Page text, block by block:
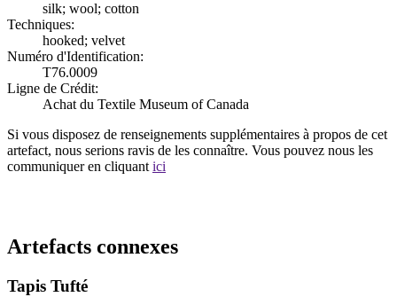
silk; wool; cotton
Techniques:
hooked; velvet
Numéro d'Identification:
T76.0009
Ligne de Crédit:
Achat du Textile Museum of Canada
Si vous disposez de renseignements supplémentaires à propos de cet
artefact, nous serions ravis de les connaître. Vous pouvez nous les
communiquer en cliquant ici
Artefacts connexes
Tapis Tufté